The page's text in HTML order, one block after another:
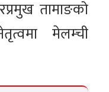
तामाङको
मेलम्ची